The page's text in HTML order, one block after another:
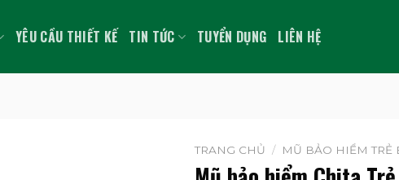
YÊU CẦU THIẾT KẾ TIN TỨC TUYỂN DỤNG LIÊN HỆ
TRANG CHỦ / MŨ BẢO HIỂM TRẺ